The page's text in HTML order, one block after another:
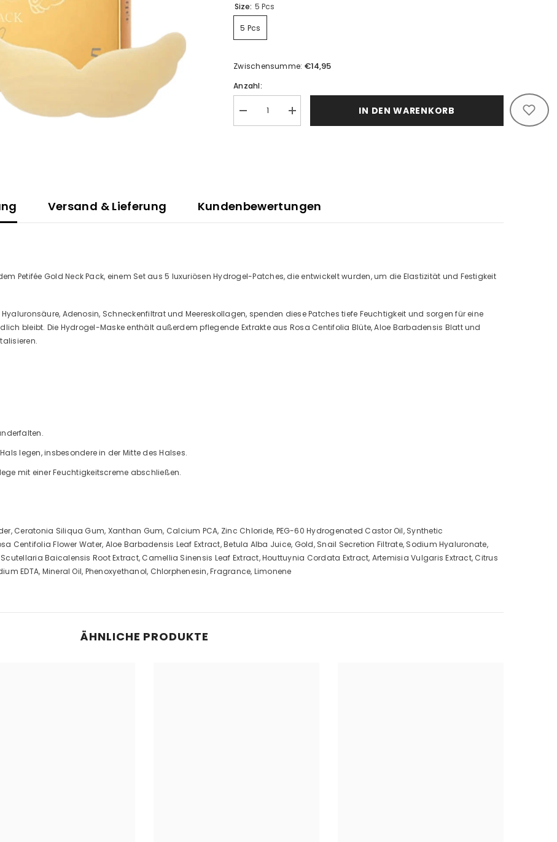
Size: 5 Pcs
5 Pcs
Zwischensumme: €14,95
Anzahl:
Decrease
quantity
Increase
quantity
IN DEN WARENKORB
Versand & Lieferung Kundenbewertungen
Petifée Gold Neck Pack, einem Set aus 5 luxuriösen Hydrogel-Patches, die entwickelt wurden, um die Elastizität und Festigkeit
Adenosin, Schneckenfiltrat und Meereskollagen, spenden diese Patches tiefe Feuchtigkeit und sorgen für eine
bleibt. Die Hydrogel-Maske enthält außerdem pflegende Extrakte aus Rosa Centifolia Blüte, Aloe Barbadensis Blatt und
legen, insbesondere in der Mitte des Halses.
mit einer Feuchtigkeitscreme abschließen.
Ceratonia Siliqua Gum, Xanthan Gum, Calcium PCA, Zinc Chloride, PEG-60 Hydrogenated Castor Oil, Synthetic
Centifolia Flower Water, Aloe Barbadensis Leaf Extract, Betula Alba Juice, Gold, Snail Secretion Filtrate, Sodium Hyaluronate,
Baicalensis Root Extract, Camellia Sinensis Leaf Extract, Houttuynia Cordata Extract, Artemisia Vulgaris Extract, Citrus
EDTA, Mineral Oil, Phenoxyethanol, Chlorphenesin, Fragrance, Limonene
ÄHNLICHE PRODUKTE